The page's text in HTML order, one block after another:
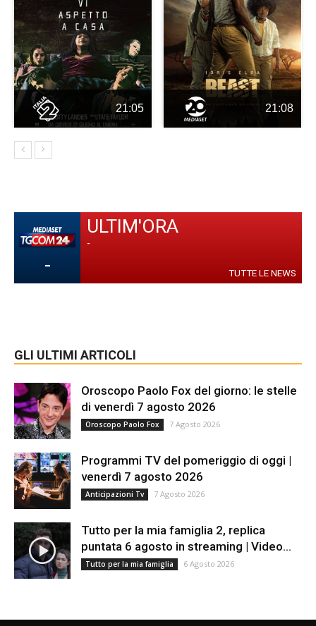
21:05 21:08
-
ULTIM'ORA
-
TUTTE LE NEWS
GLI ULTIMI ARTICOLI
Oroscopo Paolo Fox del giorno: le stelle
di venerdì 7 agosto 2026
Oroscopo Paolo Fox 7 Agosto 2026
Programmi TV del pomeriggio di oggi |
venerdì 7 agosto 2026
Anticipazioni Tv 7 Agosto 2026
Tutto per la mia famiglia 2, replica
puntata 6 agosto in streaming | Video...
Tutto per la mia famiglia 6 Agosto 2026